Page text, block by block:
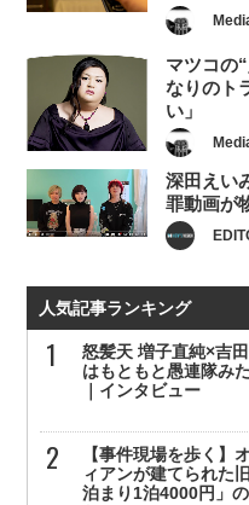
マツコの
なりのト
い」
深田えい
罪動画が
人気記事ランキング
怒髪天 増子直純×吉
はもともと愚連隊み
｜インタビュー
【事件現場を歩く】
ィアンが建てられた
泊まり1泊4000円」